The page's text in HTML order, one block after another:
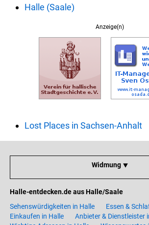
Halle (Saale)
Anzeige(n)
Lost Places in Sachsen-Anhalt
Widmung ⯆
Halle-entdecken.de aus Halle/Saale
Sehenswürdigkeiten in Halle
Essen &
Einkaufen in Halle
Anbieter & Dienstleister